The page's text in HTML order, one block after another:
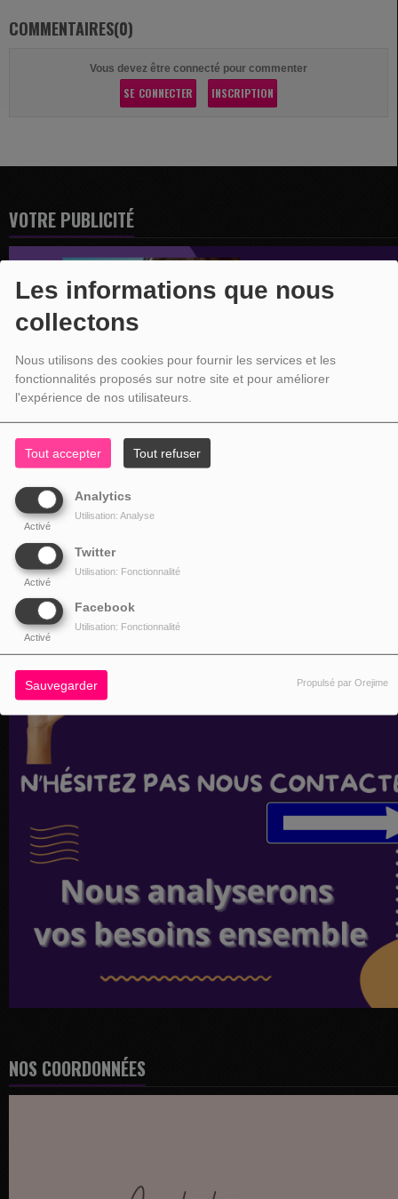
Les informations que nous
collectons
Nous utilisons des cookies pour fournir les services et les
fonctionnalités proposés sur notre site et pour améliorer
l'expérience de nos utilisateurs.
Tout accepter Tout refuser
Analytics
Activé
Utilisation: Analyse
Twitter
Activé
Utilisation: Fonctionnalité
Facebook
Activé
Utilisation: Fonctionnalité
Sauvegarder Propulsé par Orejime
COMMENTAIRES(0)
Vous devez être connecté pour commenter
SE CONNECTER INSCRIPTION
VOTRE PUBLICITÉ
NOS COORDONNÉES